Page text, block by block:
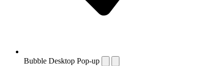
Bubble Desktop Pop-up